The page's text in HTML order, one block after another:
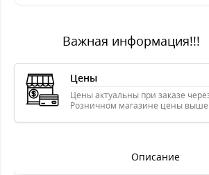
Важная информация!!!
Цены
Цены актуальны при заказе
Розничном магазине цены выше.
Описание